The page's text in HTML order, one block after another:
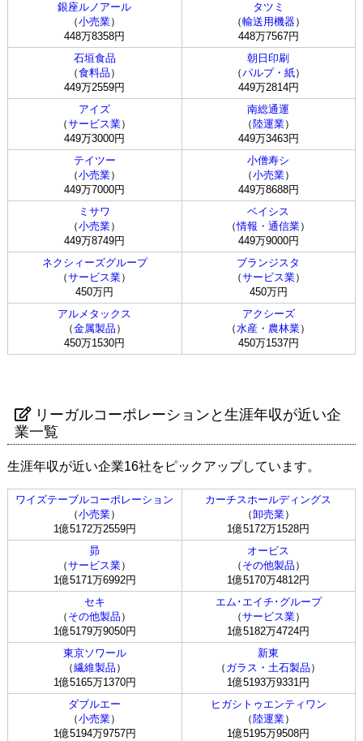
銀座ルノアール
（小売業）
448万8358円
タツミ
（輸送用機器）
448万7567円
石垣食品
（食料品 ）
449万2559円
朝日印刷
（パルプ・紙）
449万2814円
アイズ
（サービス業）
449万3000円
南総通運
（ 陸運業）
449万3463円
テイツー
（小売業）
449万7000円
小僧寿シ
（小売業）
449万8688円
ミサワ
（小売業）
449万8749円
ベイシス
（情報・通信業）
449万9000円
ネクシィーズグループ
（サービス業）
450万円
ブランジスタ
（サービス業）
450万円
アルメタックス
（金属製品 ）
450万1530円
アクシーズ
（水産・農林業）
450万1537円
リーガルコーポレーションと生涯年収が近い企
業一覧
生涯年収が近い企業16社をピックアップしています。
ワイズテーブルコーポレーション
（小売業）
1億5172万2559円
カーチスホールディングス
（卸売業）
1億5172万1528円
昴
（サービス業）
1億5171万6992円
オービス
（ その他製品 ）
1億5170万4812円
セキ
（ その他製品 ）
1億5179万9050円
エム･エイチ･グループ
（サービス業）
1億5182万4724円
東京ソワール
（繊維製品 ）
1億5165万1370円
新東
（ ガラス・土石製品 ）
1億5193万9331円
ダブルエー
（小売業）
1億5194万9757円
ヒガシトゥエンティワン
（ 陸運業）
1億5195万9508円